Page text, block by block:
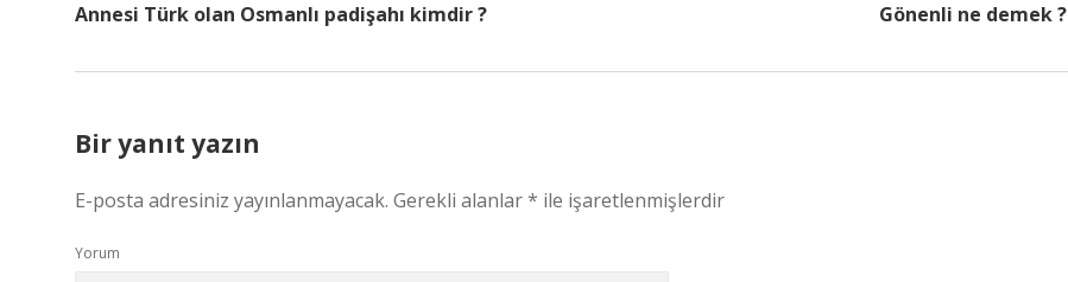
Annesi Türk olan Osmanlı padişahı kimdir ? Gönenli ne demek ?
Bir yanıt yazın
E-posta adresiniz yayınlanmayacak. Gerekli alanlar* ile işaretlenmişlerdir
Yorum